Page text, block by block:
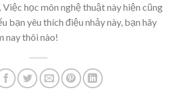
học môn nghệ thuật này hiện cũng
bạn yêu thích điệu nhảy này, bạn hãy
nay thôi nào!